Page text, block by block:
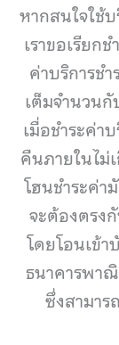
หากสนใจใช้
เราขอเรีย
ค่าบริการช
เต็มจำนวน
เมื่อชำระค่า
คืนภายในไม่
โฮนชำระค่
จะต้องตรง
โดยโอนเข้
ธนาคารพา
ซึ่งสามา